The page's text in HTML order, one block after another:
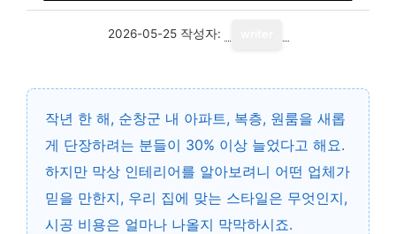
2026-05-25 작성자:
작년 한 해, 순창군 내 아파트, 복층, 원룸을 새롭
게 단장하려는 분들이 30% 이상 늘었다고 해요.
하지만 막상 인테리어를 알아보려니 어떤 업체가
믿을 만한지, 우리 집에 맞는 스타일은 무엇인지,
시공 비용은 얼마나 나올지 막막하시죠.